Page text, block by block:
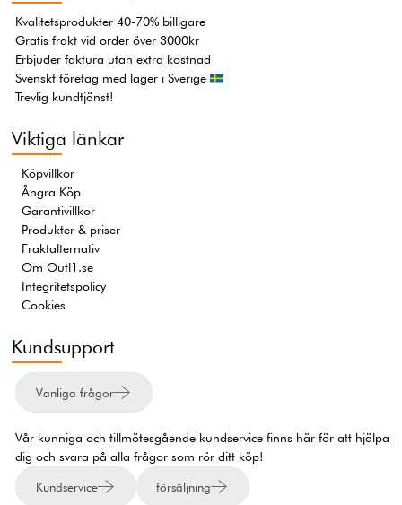
Kvalitetsprodukter 40-70% billigare
Gratis frakt vid order över 3000kr
Erbjuder faktura utan extra kostnad
Svenskt företag med lager i Sverige
Trevlig kundtjänst!
Viktiga länkar
Köpvillkor
Ångra Köp
Garantivillkor
Produkter & priser
Fraktalternativ
Om Outl1.se
Integritetspolicy
Cookies
Kundsupport
Vanliga frågor
Vår kunniga och tillmötesgående kundservice finns här för att hjälpa
dig och svara på alla frågor som rör ditt köp!
Kundservice försäljning